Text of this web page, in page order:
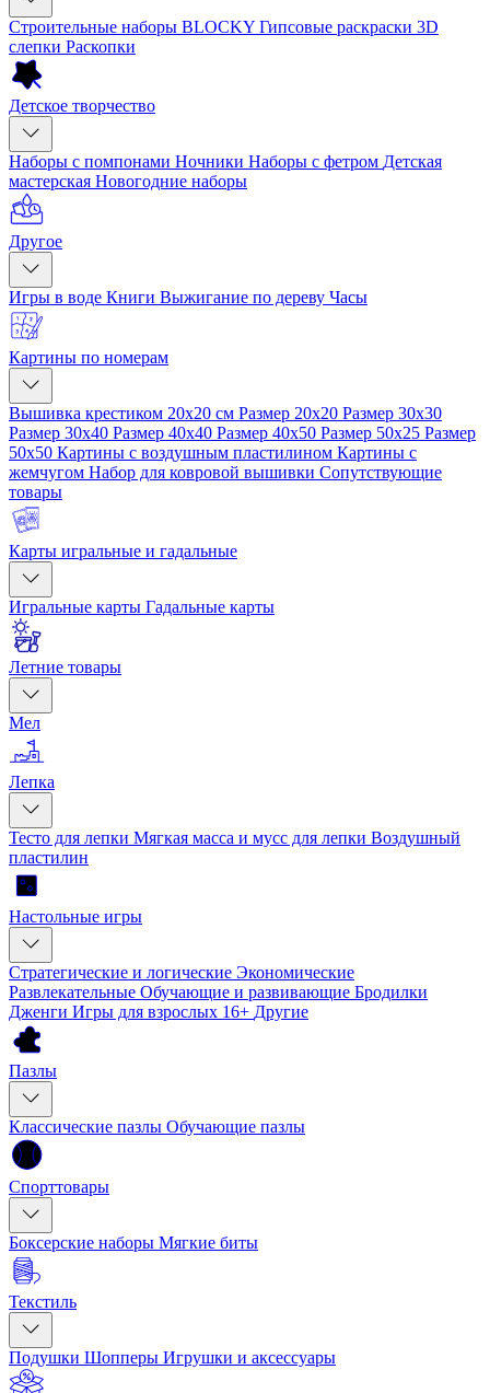
Строительные наборы BLOCKY Гипсовые раскраски 3D
слепки Раскопки
Детское творчество
Наборы с помпонами Ночники Наборы с фетром Детская
мастерская Новогодние наборы
Другое
Игры в воде Книги Выжигание по дереву Часы
Картины по номерам
Вышивка крестиком 20x20 см Размер 20x20 Размер 30x30
Размер 30x40 Размер 40x40 Размер 40x50 Размер 50x25 Размер
50x50 Картины с воздушным пластилином Картины с
жемчугом Набор для ковровой вышивки Сопутствующие
товары
Карты игральные и гадальные
Игральные карты Гадальные карты
Летние товары
Мел
Лепка
Тесто для лепки Мягкая масса и мусс для лепки Воздушный
пластилин
Настольные игры
Стратегические и логические Экономические
Развлекательные Обучающие и развивающие Бродилки
Дженги Игры для взрослых 16+ Другие
Пазлы
Классические пазлы Обучающие пазлы
Спорттовары
Боксерские наборы Мягкие биты
Текстиль
Подушки Шопперы Игрушки и аксессуары